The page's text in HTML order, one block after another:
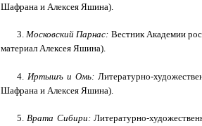
Шафрана и Алексея Яшина).
3. Московский Парнас: Вестник Академии
материал Алексея Яшина).
4. Иртышъ и Омь:Литературно-
Шафрана и Алексея Яшина).
5.Врата Сибири:Литературно-